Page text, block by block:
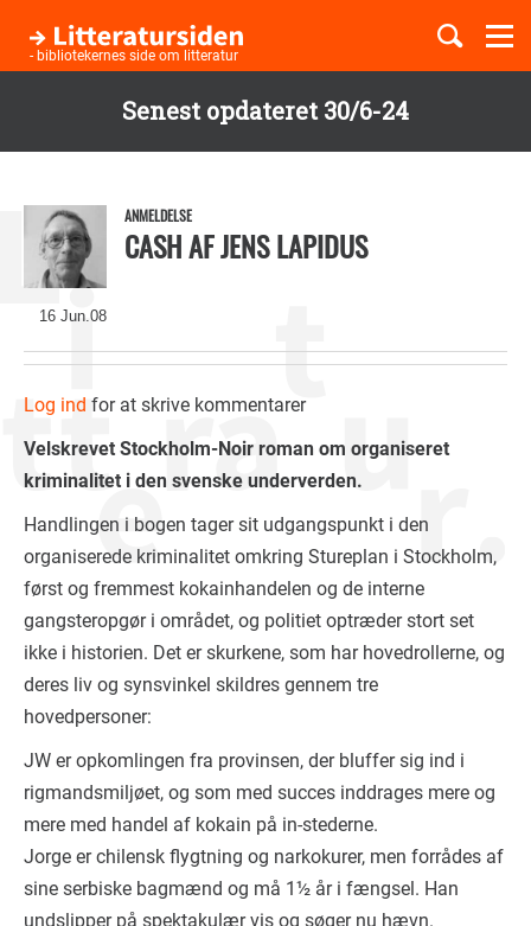
Senest opdateret 30/6-24
hovedindhold
- bibliotekernes side om litteratur
Børnebøger
16 Jun.08
ANMELDELSE
CASH AF JENS LAPIDUS
Log ind for at skrive kommentarer
Velskrevet Stockholm-Noir roman om organiseret
kriminalitet i den svenske underverden.
Handlingen i bogen tager sit udgangspunkt i den
organiserede kriminalitet omkring Stureplan i Stockholm,
først og fremmest kokainhandelen og de interne
gangsteropgør i området, og politiet optræder stort set
ikke i historien. Det er skurkene, som har hovedrollerne, og
deres liv og synsvinkel skildres gennem tre
hovedpersoner:
JW er opkomlingen fra provinsen, der bluffer sig ind i
rigmandsmiljøet, og som med succes inddrages mere og
mere med handel af kokain på in-stederne.
Jorge er chilensk flygtning og narkokurer, men forrådes af
sine serbiske bagmænd og må 1½ år i fængsel. Han
undslipper på spektakulær vis og søger nu hævn.